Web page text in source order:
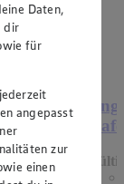
13469 Berlin
Daten,
dir
für
angepasst
zur
einen